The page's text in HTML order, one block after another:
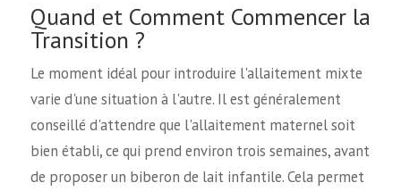
Quand et Comment Commencer la
Transition ?
Le moment idéal pour introduire l'allaitement mixte
varie d'une situation à l'autre. Il est généralement
conseillé d'attendre que l'allaitement maternel soit
bien établi, ce qui prend environ trois semaines, avant
de proposer un biberon de lait infantile. Cela permet